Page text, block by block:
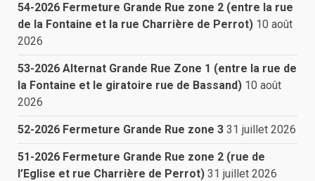
54-2026 Fermeture Grande Rue zone 2 (entre la rue
de la Fontaine et la rue Charrière de Perrot) 10 août
2026
53-2026 Alternat Grande Rue Zone 1 (entre la rue de
la Fontaine et le giratoire rue de Bassand) 10 août
2026
52-2026 Fermeture Grande Rue zone 3 31 juillet 2026
51-2026 Fermeture Grande Rue zone 2 (rue de
l’Eglise et rue Charrière de Perrot) 31 juillet 2026